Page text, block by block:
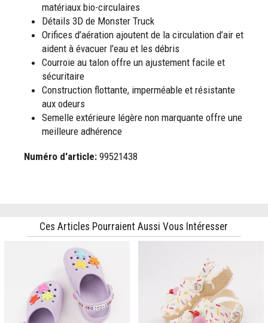
matériaux bio-circulaires
Détails 3D de Monster Truck
Orifices d’aération ajoutent de la circulation d’air et
aident à évacuer l’eau et les débris
Courroie au talon offre un ajustement facile et
sécuritaire
Construction flottante, imperméable et résistante
aux odeurs
Semelle extérieure légère non marquante offre une
meilleure adhérence
Numéro d'article:99521438
Ces Articles Pourraient Aussi Vous Intéresser